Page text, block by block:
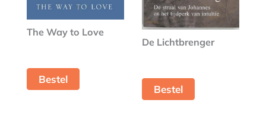
The Way to Love
Bestel
De Lichtbrenger
Bestel